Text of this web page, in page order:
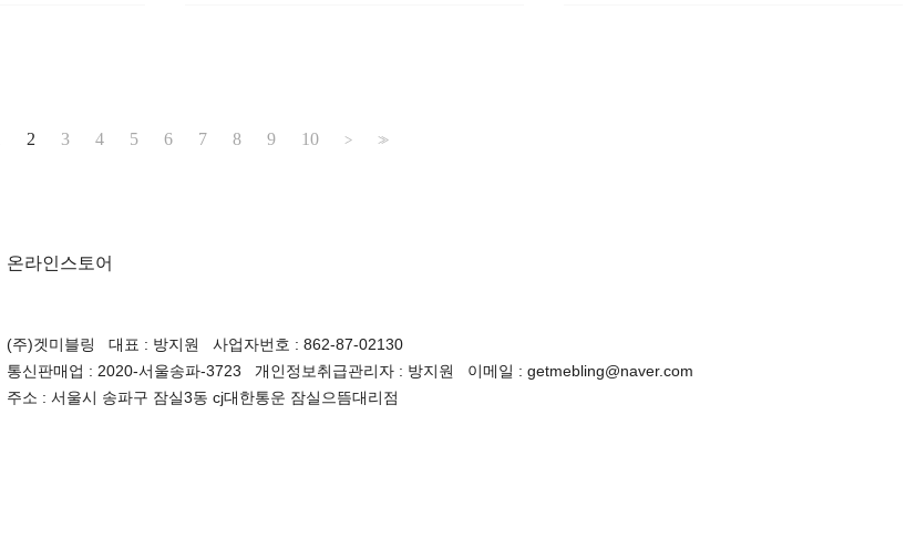
2 3 4 5 6 7 8 9 10 > >>
온라인스토어
(주)겟미블링 대표 : 방지원 사업자번호 : 862-87-02130
통신판매업 : 2020-서울송파-3723 개인정보취급관리자 : 방지원 이메일 : getmebling@naver.com
주소 : 서울시 송파구 잠실3동 cj대한통운 잠실으뜸대리점